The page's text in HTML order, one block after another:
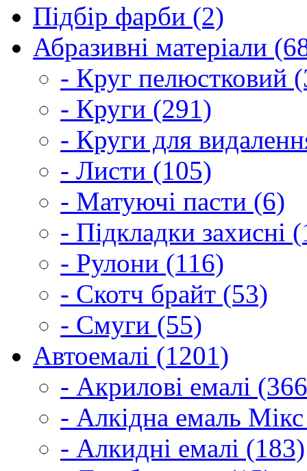
Підбір фарби (2)
Абразивні матеріали
- Круг пелюстковий
- Круги (291)
- Круги для
- Листи (105)
- Матуючі пасти (6)
- Підкладки захисні
- Рулони (116)
- Скотч брайт (53)
- Смуги (55)
Автоемалі (1201)
- Акрилові емалі
- Алкідна емаль
- Алкидні емалі (183)